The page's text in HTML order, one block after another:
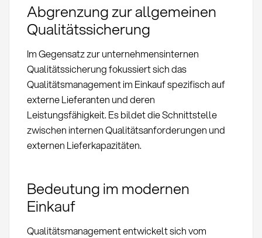
Abgrenzung zur allgemeinen
Qualitätssicherung
Im Gegensatz zur unternehmensinternen
Qualitätssicherung fokussiert sich das
Qualitätsmanagement im Einkauf spezifisch auf
externe Lieferanten und deren
Leistungsfähigkeit. Es bildet die Schnittstelle
zwischen internen Qualitätsanforderungen und
externen Lieferkapazitäten.
Bedeutung im modernen
Einkauf
Qualitätsmanagement entwickelt sich vom